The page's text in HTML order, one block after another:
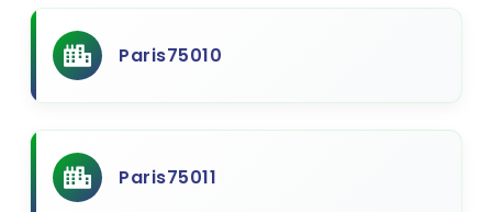
Paris75010
Paris75011